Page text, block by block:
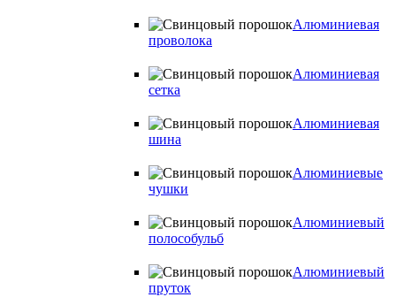
Алюминиевая
проволока
Алюминиевая
сетка
Алюминиевая
шина
Алюминиевые
чушки
Алюминиевый
полособульб
Алюминиевый
пруток